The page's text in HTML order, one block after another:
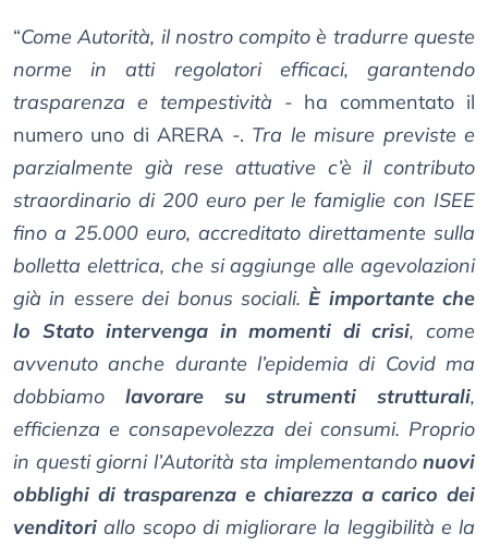
“Come Autorità, il nostro compito è tradurre queste
norme in atti regolatori efficaci, garantendo
trasparenza e tempestività - ha commentato il
numero uno di ARERA -. Tra le misure previste e
parzialmente già rese attuative c’è il contributo
straordinario di 200 euro per le famiglie con ISEE
fino a 25.000 euro, accreditato direttamente sulla
bolletta elettrica, che si aggiunge alle agevolazioni
già in essere dei bonus sociali.È importante che
lo Stato intervenga in momenti di crisi, come
avvenuto anche durante l’epidemia di Covid ma
dobbiamo lavorare su strumenti strutturali,
efficienza e consapevolezza dei consumi. Proprio
in questi giorni l’Autorità sta implementando nuovi
obblighi di trasparenza e chiarezza a carico dei
venditori allo scopo di migliorare la leggibilità e la